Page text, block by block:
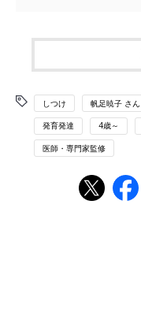
しつけ 帆足暁子 さん
発育発達 4歳～
医師・専門家監修